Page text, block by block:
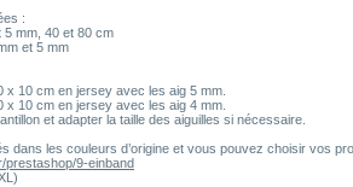
:
5 mm, 40 et 80 cm
et 5 mm
x 10 cm en jersey avec les aig 5 mm.
x 10 cm en jersey avec les aig 4 mm.
et adapter la taille des aiguilles si nécessaire.
dans les couleurs d’origine et vous pouvez choisir vos
prestashop/9-einband